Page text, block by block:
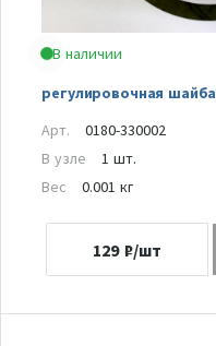
В наличии
регулировочная шайба
Арт.
0180-330002
В узле
1 шт.
Вес
0.001 кг
129 ₽/шт